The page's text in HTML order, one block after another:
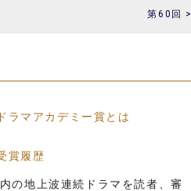
第60回 >
ドラマアカデミー賞とは
賞履歴
の地上波連続ドラマを読者、審